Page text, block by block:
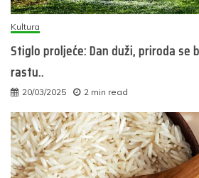
Kultura
Stiglo proljeće: Dan duži, priroda se
rastu..
20/03/2025 2 min read